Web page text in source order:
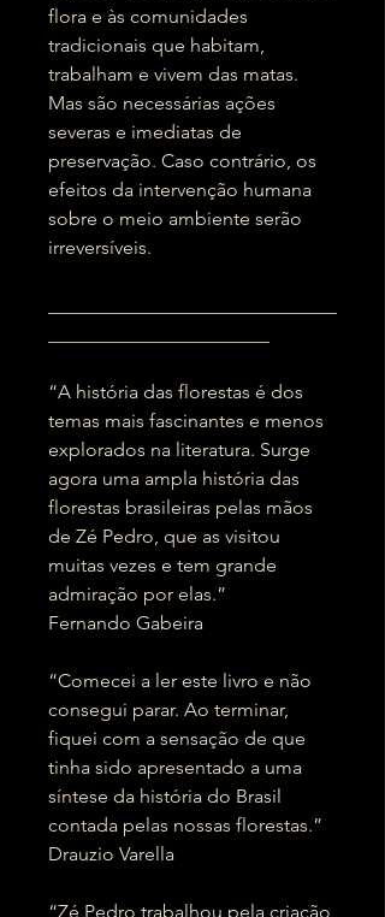
flora e às comunidades
tradicionais que habitam,
trabalham e vivem das matas.
Mas são necessárias ações
severas e imediatas de
preservação. Caso contrário, os
efeitos da intervenção humana
sobre o meio ambiente serão
irreversíveis.
“A história das florestas é dos
temas mais fascinantes e menos
explorados na literatura. Surge
agora uma ampla história das
florestas brasileiras pelas mãos
de Zé Pedro, que as visitou
muitas vezes e tem grande
admiração por elas.”
Fernando Gabeira
“Comecei a ler este livro e não
consegui parar. Ao terminar,
fiquei com a sensação de que
tinha sido apresentado a uma
síntese da história do Brasil
contada pelas nossas florestas.”
Drauzio Varella
“Zé Pedro trabalhou pela criação